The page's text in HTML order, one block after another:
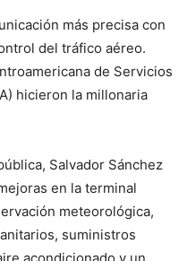
más precisa con
del tráfico aéreo.
de Servicios
hicieron la millonaria
Salvador Sánchez
en la terminal
meteorológica,
suministros
acondicionado y un